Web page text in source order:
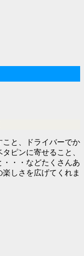
こと、ドライバーでか
ピンに寄せること、
・・などたくさんあ
しさを広げてくれま